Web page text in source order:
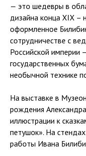
— это шедевры в
дизайна конца XIX –
оформленное
сотрудничестве с
Российской империи
государственных
необычной технике
На выставке в
рождения
иллюстрации к
петушок». На
работы Ивана